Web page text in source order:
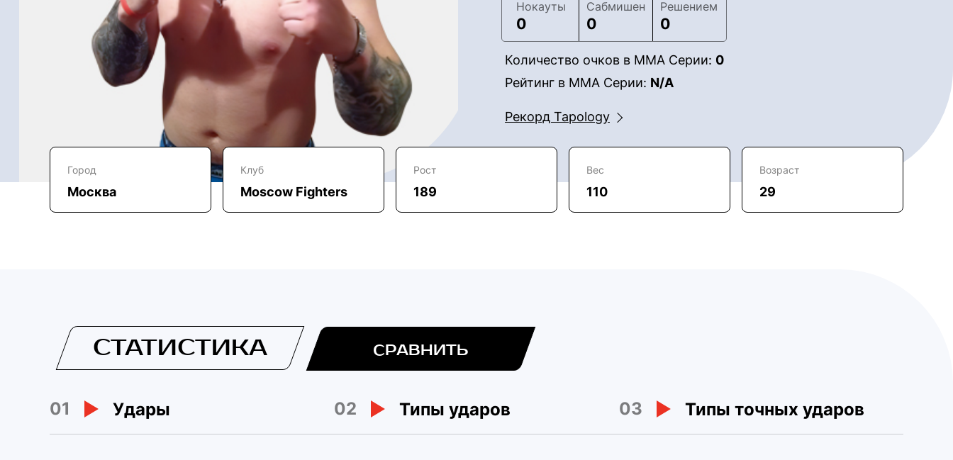
Нокауты
0
Сабмишен
0
Решением
0
Количество очков в ММА Серии: 0
Рейтинг в ММА Серии: N/A
Рекорд Tapology
Город
Москва
Клуб
Moscow Fighters
Рост
189
Вес
110
Возраст
29
СТАТИСТИКА СРАВНИТЬ
01 Удары 02 Типы ударов 03 Типы точных ударов